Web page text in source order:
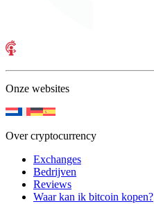
Onze websites
Over cryptocurrency
Exchanges
Bedrijven
Reviews
Waar kan ik bitcoin kopen?